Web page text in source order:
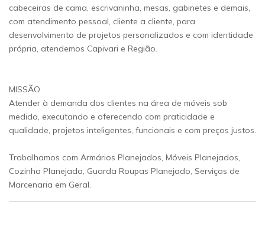
cabeceiras de cama, escrivaninha, mesas, gabinetes e demais,
com atendimento pessoal, cliente a cliente, para
desenvolvimento de projetos personalizados e com identidade
própria, atendemos Capivari e Região.
MISSÃO
Atender à demanda dos clientes na área de móveis sob
medida, executando e oferecendo com praticidade e
qualidade, projetos inteligentes, funcionais e com preços justos.
Trabalhamos com Armários Planejados, Móveis Planejados,
Cozinha Planejada, Guarda Roupas Planejado, Serviços de
Marcenaria em Geral.